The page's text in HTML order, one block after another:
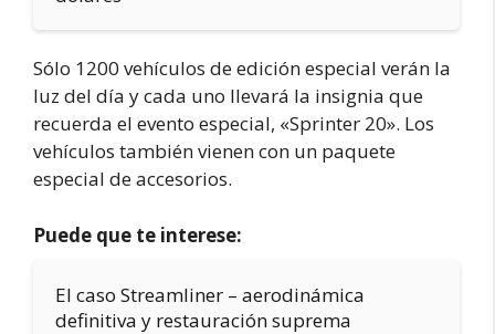
Sólo 1200 vehículos de edición especial verán la
luz del día y cada uno llevará la insignia que
recuerda el evento especial, «Sprinter 20». Los
vehículos también vienen con un paquete
especial de accesorios.
Puede que te interese:
El caso Streamliner – aerodinámica
definitiva y restauración suprema